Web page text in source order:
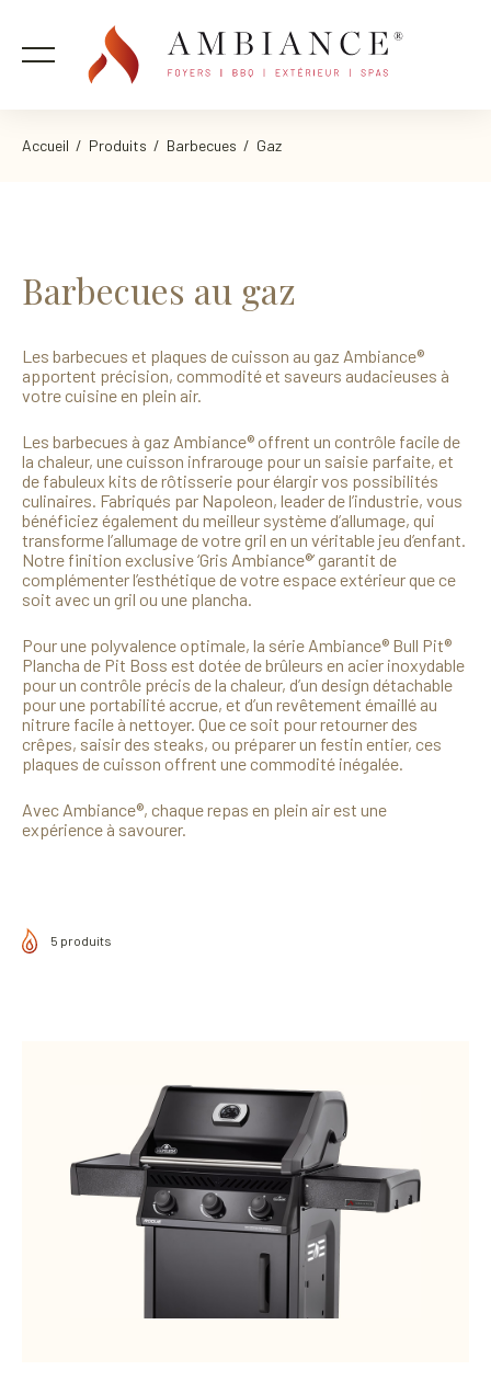
Accueil / Produits / Barbecues / Gaz
Barbecues au gaz
Les barbecues et plaques de cuisson au gaz Ambiance®
apportent précision, commodité et saveurs audacieuses à
votre cuisine en plein air.
Les barbecues à gaz Ambiance® offrent un contrôle facile de
la chaleur, une cuisson infrarouge pour un saisie parfaite, et
de fabuleux kits de rôtisserie pour élargir vos possibilités
culinaires. Fabriqués par Napoleon, leader de l’industrie, vous
bénéficiez également du meilleur système d’allumage, qui
transforme l’allumage de votre gril en un véritable jeu d’enfant.
Notre finition exclusive ‘Gris Ambiance®’ garantit de
complémenter l’esthétique de votre espace extérieur que ce
soit avec un gril ou une plancha.
Pour une polyvalence optimale, la série Ambiance® Bull Pit®
Plancha de Pit Boss est dotée de brûleurs en acier inoxydable
pour un contrôle précis de la chaleur, d’un design détachable
pour une portabilité accrue, et d’un revêtement émaillé au
nitrure facile à nettoyer. Que ce soit pour retourner des
crêpes, saisir des steaks, ou préparer un festin entier, ces
plaques de cuisson offrent une commodité inégalée.
Avec Ambiance®, chaque repas en plein air est une
expérience à savourer.
5 produits